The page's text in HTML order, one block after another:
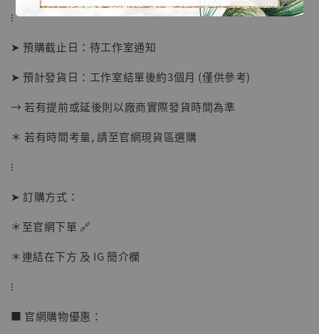
子彈飛 鵝城縣長 張麻子 [BK01]
NT$ 4,980
NT$ 5,300
⁝
➤ 預購截止日：待工作室通知
➤ 預計發貨日：工作室結單後約3個月 (僅供參考)
→ 若有提前或延後則以廠商實際發貨時間為準
＊ 若有時間考量, 請至官網現貨區選購
⁝
➤ 訂購方式：
＊至官網下單 🔗
＊連結在下方 及 IG 簡介欄
⁝
■ 官網購物優惠：